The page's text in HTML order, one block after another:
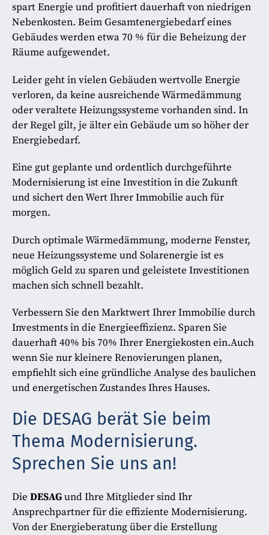
spart Energie und profitiert dauerhaft von niedrigen
Nebenkosten. Beim Gesamtenergiebedarf eines
Gebäudes werden etwa 70 % für die Beheizung der
Räume aufgewendet.
Leider geht in vielen Gebäuden wertvolle Energie
verloren, da keine ausreichende Wärmedämmung
oder veraltete Heizungssysteme vorhanden sind. In
der Regel gilt, je älter ein Gebäude um so höher der
Energiebedarf.
Eine gut geplante und ordentlich durchgeführte
Modernisierung ist eine Investition in die Zukunft
und sichert den Wert Ihrer Immobilie auch für
morgen.
Durch optimale Wärmedämmung, moderne Fenster,
neue Heizungssysteme und Solarenergie ist es
möglich Geld zu sparen und geleistete Investitionen
machen sich schnell bezahlt.
Verbessern Sie den Marktwert Ihrer Immobilie durch
Investments in die Energieeffizienz. Sparen Sie
dauerhaft 40% bis 70% Ihrer Energiekosten ein.Auch
wenn Sie nur kleinere Renovierungen planen,
empfiehlt sich eine gründliche Analyse des baulichen
und energetischen Zustandes Ihres Hauses.
Die DESAG berät Sie beim
Thema Modernisierung.
Sprechen Sie uns an!
Die DESAGund Ihre Mitglieder sind Ihr
Ansprechpartner für die effiziente Modernisierung.
Von der Energieberatung über die Erstellung